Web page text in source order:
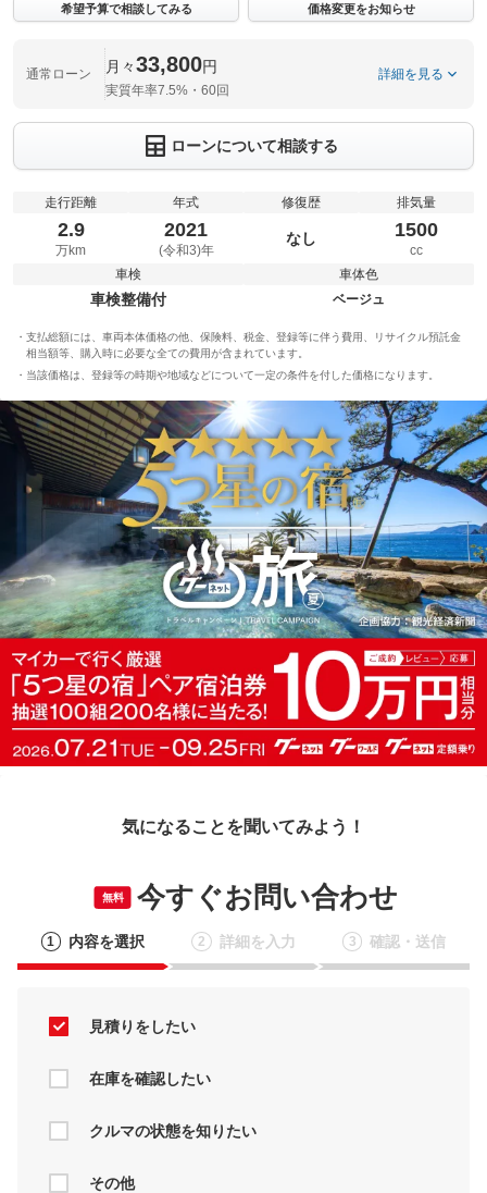
希望予算で相談してみる 価格変更をお知らせ
通常ローン 月々33,800円
実質年率7.5%・60回
詳細を見る
ローンについて相談する
走行距離
2.9
万km
年式
2021
(令和3)年
修復歴
なし
排気量
1500
cc
車検
車検整備付
車体色
ベージュ
支払総額には、車両本体価格の他、保険料、税金、登録等に伴う費用、リサイクル預託金
相当額等、購入時に必要な全ての費用が含まれています。
当該価格は、登録等の時期や地域などについて一定の条件を付した価格になります。
気になることを聞いてみよう！
無料 今すぐお問い合わせ
1 内容を選択 2 詳細を入力 3 確認・送信
見積りをしたい
在庫を確認したい
クルマの状態を知りたい
その他